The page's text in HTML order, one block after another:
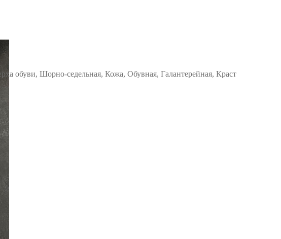
обуви, Шорно-седельная, Кожа, Обувная, Галантерейная, Краст